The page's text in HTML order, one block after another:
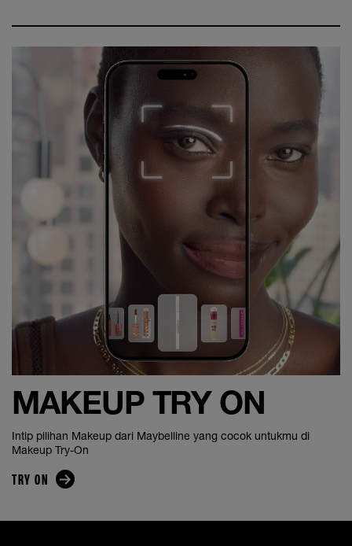
MAKEUP TRY ON
Intip pilihan Makeup dari Maybelline yang cocok untukmu di
Makeup Try-On
TRY ON